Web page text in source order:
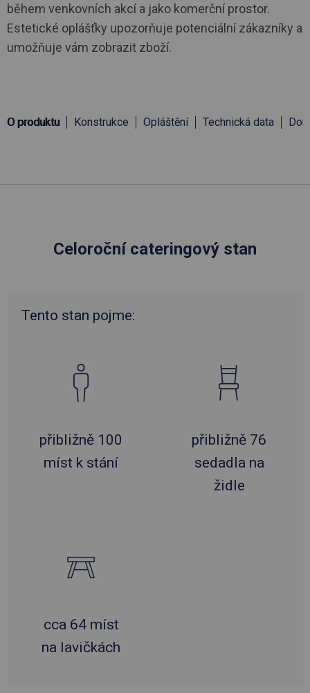
během venkovních akcí a jako komerční prostor.
Estetické oplášťky upozorňuje potenciální zákazníky a
umožňuje vám zobrazit zboží.
O produktu Konstrukce Opláštění Technická data
Celoroční cateringový stan
Tento stan pojme:
přibližně 100
míst k stání
přibližně 76
sedadla na
židle
cca 64 míst
na lavičkách